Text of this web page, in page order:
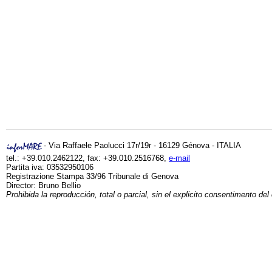
- Via Raffaele Paolucci 17r/19r - 16129 Génova - ITALIA
tel.: +39.010.2462122, fax: +39.010.2516768, e-mail
Partita iva: 03532950106
Registrazione Stampa 33/96 Tribunale di Genova
Director: Bruno Bellio
Prohibida la reproducción, total o parcial, sin el explicito consentimento del